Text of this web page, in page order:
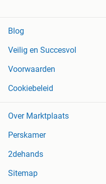
Blog
Veilig en Succesvol
Voorwaarden
Cookiebeleid
Over Marktplaats
Perskamer
2dehands
Sitemap